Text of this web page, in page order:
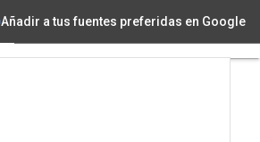
Añadir a tus fuentes preferidas en Google